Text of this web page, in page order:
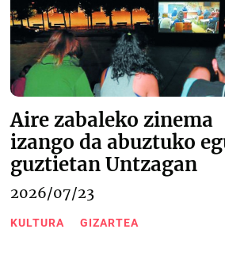
Aire zabaleko zinema
izango da abuztuko
guztietan Untzagan
2026/07/23
KULTURA GIZARTEA